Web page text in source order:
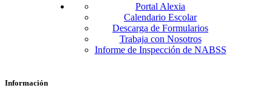
Portal Alexia
Calendario Escolar
Descarga de Formularios
Trabaja con Nosotros
Informe de Inspección de NABSS
Información